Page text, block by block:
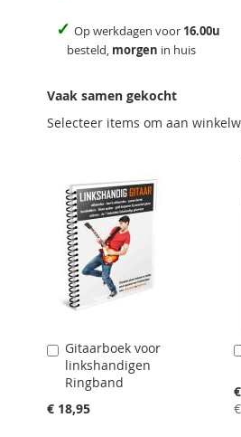
✓ Op werkdagen voor 16.00u
besteld, morgen in huis
Vaak samen gekocht
Selecteer items om aan
Gitaarboek voor
linkshandigen
Ringband
€ 18,95
Aan
winkelwagen
toevoegen